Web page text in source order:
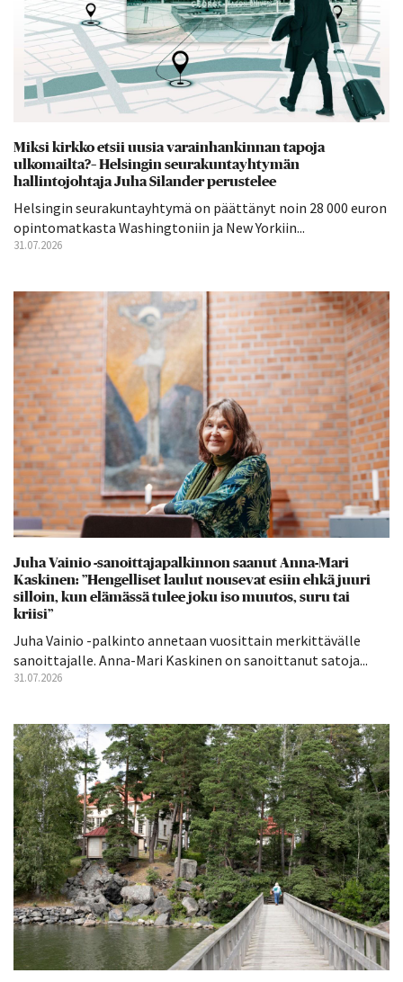
Miksi kirkko etsii uusia varainhankinnan tapoja
ulkomailta?– Helsingin seurakuntayhtymän
hallintojohtaja Juha Silander perustelee
Helsingin seurakuntayhtymä on päättänyt noin 28 000 euron
opintomatkasta Washingtoniin ja New Yorkiin...
31.07.2026
Juha Vainio -sanoittajapalkinnon saanut Anna-Mari
Kaskinen: ”Hengelliset laulut nousevat esiin ehkä juuri
silloin, kun elämässä tulee joku iso muutos, suru tai
kriisi”
Juha Vainio -palkinto annetaan vuosittain merkittävälle
sanoittajalle. Anna-Mari Kaskinen on sanoittanut satoja...
31.07.2026